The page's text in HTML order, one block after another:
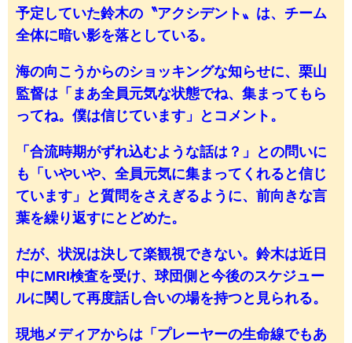
予定していた鈴木の〝アクシデント〟は、チーム
全体に暗い影を落としている。
海の向こうからのショッキングな知らせに、栗山
監督は「まあ全員元気な状態でね、集まってもら
ってね。僕は信じています」とコメント。
「合流時期がずれ込むような話は？」との問いに
も「いやいや、全員元気に集まってくれると信じ
ています」と質問をさえぎるように、前向きな言
葉を繰り返すにとどめた。
だが、状況は決して楽観視できない。鈴木は近日
中にMRI検査を受け、球団側と今後のスケジュー
ルに関して再度話し合いの場を持つと見られる。
現地メディアからは「プレーヤーの生命線でもあ